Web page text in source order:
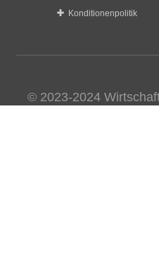
Konditionenpolitik
© 2023-2024